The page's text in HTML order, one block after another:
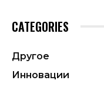
CATEGORIES
Другое
Инновации